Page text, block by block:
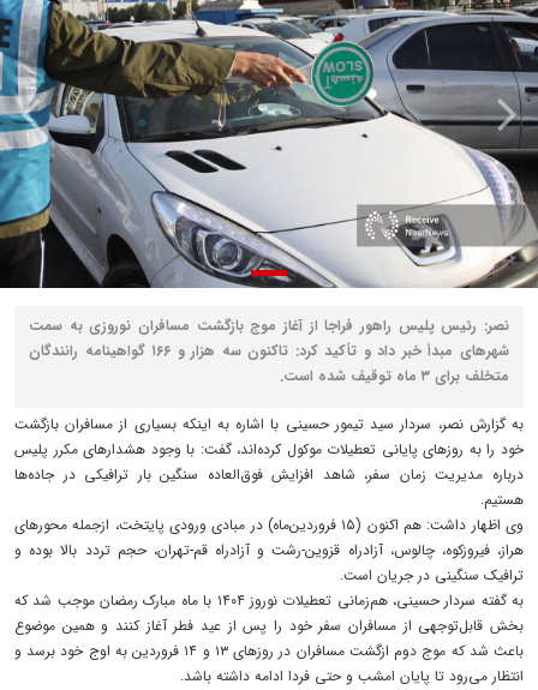
نصر: رئیس پلیس راهور فراجا از آغاز موج بازگشت مسافران نوروزی به سمت
شهرهای مبدأ خبر داد و تأکید کرد: تاکنون سه هزار و ۱۶۶ گواهینامه رانندگان
متخلف برای ۳ ماه توقیف شده است.
به گزارش نصر، سردار سید تیمور حسینی با اشاره به اینکه بسیاری از مسافران بازگشت
خود را به روزهای پایانی تعطیلات موکول کرده‌اند، گفت: با وجود هشدارهای مکرر پلیس
درباره مدیریت زمان سفر، شاهد افزایش فوق‌العاده سنگین بار ترافیکی در جاده‌ها
هستیم.
وی اظهار داشت: هم اکنون (۱۵ فروردین‌ماه) در مبادی ورودی پایتخت، ازجمله محورهای
هراز، فیروزکوه، چالوس، آزادراه قزوین-رشت و آزادراه قم-تهران، حجم تردد بالا بوده و
ترافیک سنگینی در جریان است.
به گفته سردار حسینی، هم‌زمانی تعطیلات نوروز ۱۴۰۴ با ماه مبارک رمضان موجب شد که
بخش قابل‌توجهی از مسافران سفر خود را پس از عید فطر آغاز کنند و همین موضوع
باعث شد که موج دوم ازگشت مسافران در روزهای ۱۳ و ۱۴ فروردین به اوج خود برسد و
انتظار می‌رود تا پایان امشب و حتی فردا ادامه داشته باشد.